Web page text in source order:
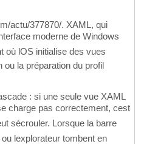
actu/377870/. XAML, qui
moderne de Windows
lOS initialise des vues
ou la préparation du profil
: si une seule vue XAML
charge pas correctement, cest
sécrouler. Lorsque la barre
lexplorateur tombent en